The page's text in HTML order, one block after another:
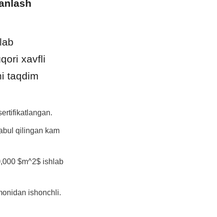
xavfli
taqdim
qilingan kam
$m^2$ ishlab
ishonchli.